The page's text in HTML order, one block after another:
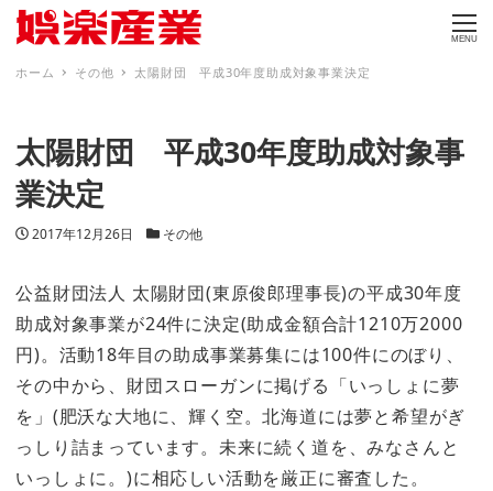
MENU
ホーム その他 太陽財団 平成30年度助成対象事業決定
太陽財団 平成30年度助成対象事
業決定
投稿日
2017年12月26日 カテゴリー
その他
公益財団法人 太陽財団(東原俊郎理事長)の平成30年度
助成対象事業が24件に決定(助成金額合計1210万2000
円)。活動18年目の助成事業募集には100件にのぼり、
その中から、財団スローガンに掲げる「いっしょに夢
を」(肥沃な大地に、輝く空。北海道には夢と希望がぎ
っしり詰まっています。未来に続く道を、みなさんと
いっしょに。)に相応しい活動を厳正に審査した。